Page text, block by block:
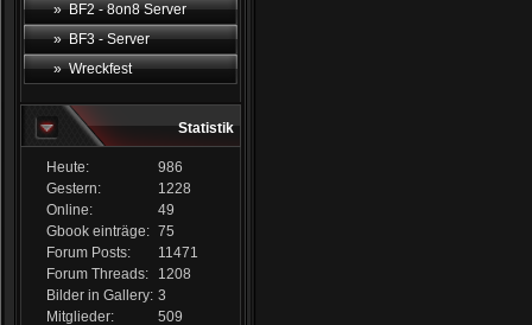
» BF2 - 8on8 Server
» BF3 - Server
» Wreckfest
Statistik
Heute:
986
Gestern:
1228
Online:
49
Gbook einträge: 75
Forum Posts:
11471
Forum Threads:
1208
Bilder in Gallery: 3
Mitglieder:
509